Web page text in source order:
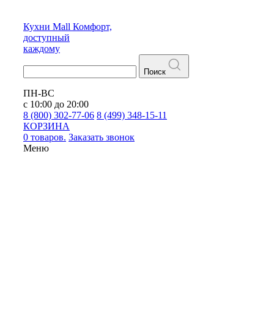
Кухни Mall Комфорт,
доступный
каждому
Поиск
ПН-ВС
с 10:00 до 20:00
8 (800) 302-77-06 8 (499) 348-15-11
КОРЗИНА
0 товаров. Заказать звонок
Меню